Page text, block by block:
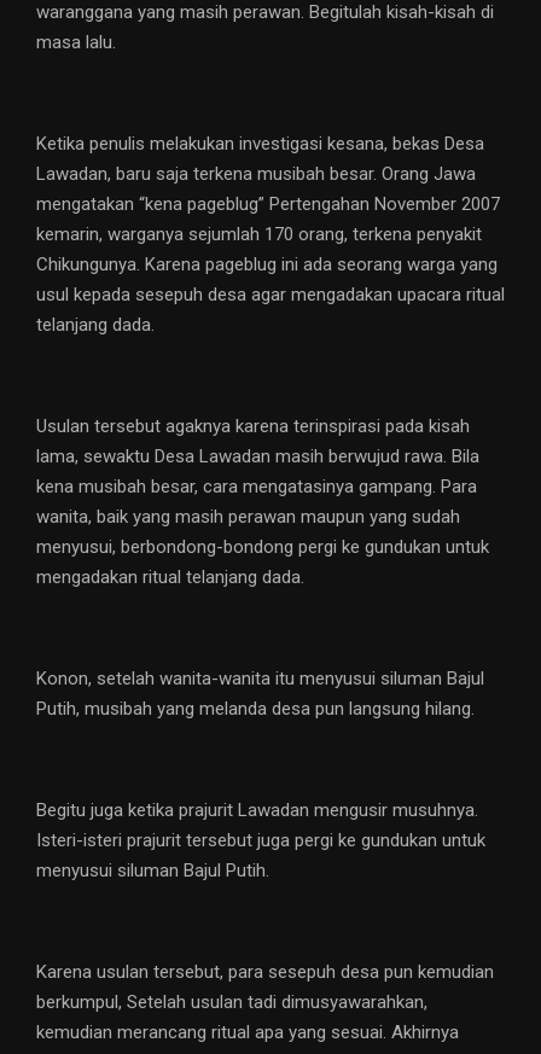
waranggana yang masih perawan. Begitulah kisah-kisah di
masa lalu.
Ketika penulis melakukan investigasi kesana, bekas Desa
Lawadan, baru saja terkena musibah besar. Orang Jawa
mengatakan “kena pageblug” Pertengahan November 2007
kemarin, warganya sejumlah 170 orang, terkena penyakit
Chikungunya. Karena pageblug ini ada seorang warga yang
usul kepada sesepuh desa agar mengadakan upacara ritual
telanjang dada.
Usulan tersebut agaknya karena terinspirasi pada kisah
lama, sewaktu Desa Lawadan masih berwujud rawa. Bila
kena musibah besar, cara mengatasinya gampang. Para
wanita, baik yang masih perawan maupun yang sudah
menyusui, berbondong-bondong pergi ke gundukan untuk
mengadakan ritual telanjang dada.
Konon, setelah wanita-wanita itu menyusui siluman Bajul
Putih, musibah yang melanda desa pun langsung hilang.
Begitu juga ketika prajurit Lawadan mengusir musuhnya.
Isteri-isteri prajurit tersebut juga pergi ke gundukan untuk
menyusui siluman Bajul Putih.
Karena usulan tersebut, para sesepuh desa pun kemudian
berkumpul, Setelah usulan tadi dimusyawarahkan,
kemudian merancang ritual apa yang sesuai. Akhirnya